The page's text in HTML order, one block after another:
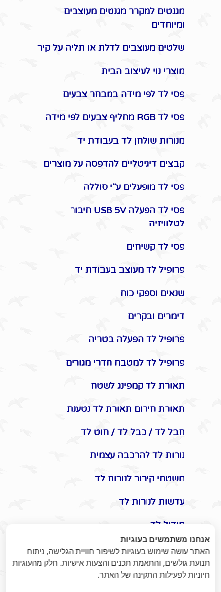
מגנטים למקרר מגנטים מעוצבים
ומיוחדים
שלטים מעוצבים לדלת או תליה על קיר
מוצרי נוי לעיצוב הבית
פסי לד לפי מידה במבחר צבעים
פסי לד RGB מחליף צבעים לפי מידה
מנורות שולחן לד בעבודת יד
קבצים דיגיטליים להדפסה על מוצרים
פסי לד מופעלים ע"י סוללה
פסי לד הפעלה USB 5V חיבור
לטלוויזיה
פסי לד קשיחים
פרופיל לד מעוצב בעבודת יד
שנאים וספקי כוח
דימרים ובקרים
פרופיל לד הפעלה בטריה
פרופיל לד למטבח חדרי מגורים
תאורת לד קמפינג לשטח
תאורת חירום תאורת לד נטענת
חבל לד / כבל לד / חוט לד
נורות לד להרכבה עצמית
משטחי קירור לנורות לד
עדשות לנורות לד
מודול לד
אביזרים משלימים לתאורת לד
תקעים / שקעים / שעון שבת
אנחנו משתמשים בעוגיות
האתר עושה שימוש בעוגיות לשיפור חוויית הגלישה, ניתוח
תנועת גולשים, והתאמת תכנים והצעות אישיות. חלק מהעוגיות
חיוניות לפעילות התקינה של האתר.